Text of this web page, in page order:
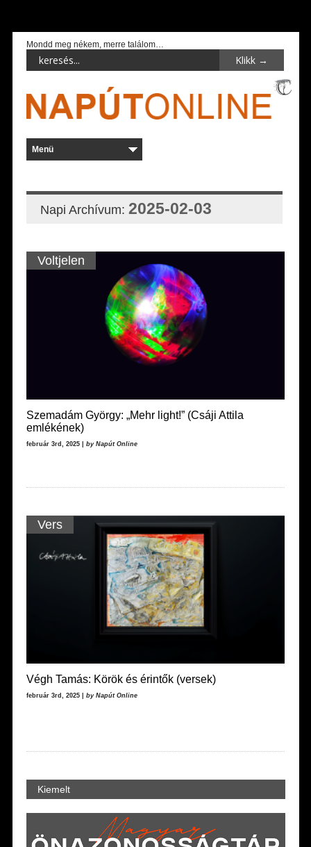
Mondd meg nékem, merre találom…
Napi Archívum: 2025-02-03
Voltjelen
Szemadám György: „Mehr light!” (Csáji Attila
emlékének)
február 3rd, 2025 | by Napút Online
Vers
Végh Tamás: Körök és érintők (versek)
február 3rd, 2025 | by Napút Online
Kiemelt